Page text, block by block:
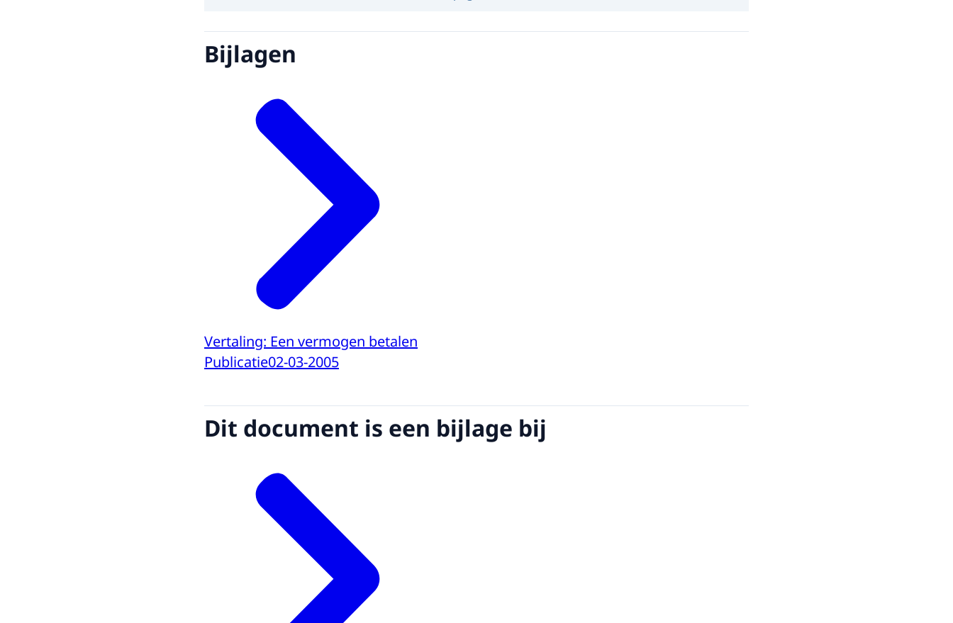
Bijlagen
Vertaling: Een vermogen betalen
Publicatie02-03-2005
Dit document is een bijlage bij